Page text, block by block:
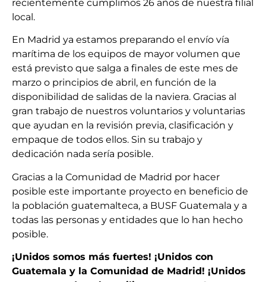
recientemente cumplimos 26 años de nuestra filial
local.
En Madrid ya estamos preparando el envío vía
marítima de los equipos de mayor volumen que
está previsto que salga a finales de este mes de
marzo o principios de abril, en función de la
disponibilidad de salidas de la naviera. Gracias al
gran trabajo de nuestros voluntarios y voluntarias
que ayudan en la revisión previa, clasificación y
empaque de todos ellos. Sin su trabajo y
dedicación nada sería posible.
Gracias a la Comunidad de Madrid por hacer
posible este importante proyecto en beneficio de
la población guatemalteca, a BUSF Guatemala y a
todas las personas y entidades que lo han hecho
posible.
¡Unidos somos más fuertes! ¡Unidos con
Guatemala y la Comunidad de Madrid! ¡Unidos